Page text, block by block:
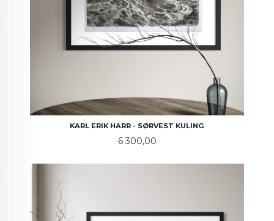
KARL ERIK HARR - SØRVEST KULING
Pris
6 300,00